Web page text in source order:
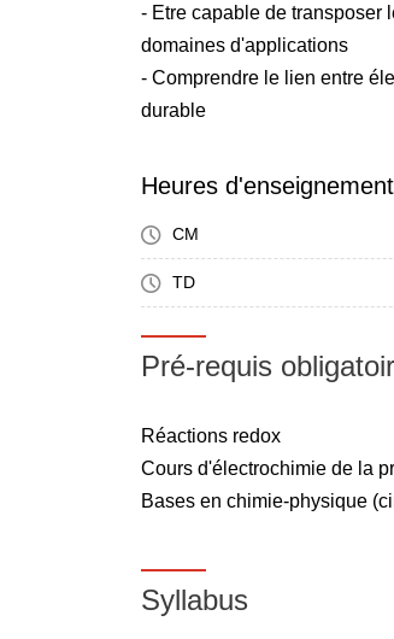
- Etre capable de transposer
domaines d'applications
- Comprendre le lien entre
durable
Heures d'enseignement
CM
TD
Pré-requis
Réactions redox
Cours d'électrochimie de la
Bases en chimie-physique
Syllabus